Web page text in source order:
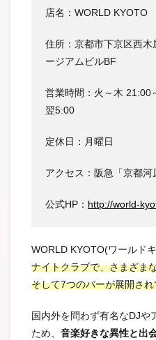
店名：WORLD KYOTO
住所：京都市下京区西
ージアムビルBF
営業時間：火～木 21:00
翌5:00
定休日：月曜日
アクセス：阪急「京都
公式HP： http://world-
WORLD KYOTO(ワールドキ
ナイトクラブで、さまざま
そして7つのバーが展開さ
国内外を問わず有名なDJや
ため、 音楽好きな異性と出